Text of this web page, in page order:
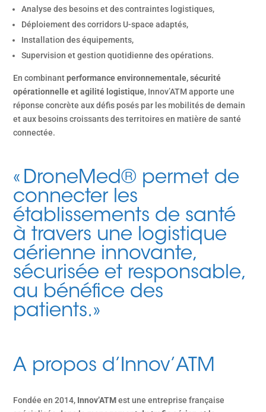
Analyse des besoins et des contraintes logistiques,
Déploiement des corridors U-space adaptés,
Installation des équipements,
Supervision et gestion quotidienne des opérations.
En combinantperformance environnementale, sécurité
opérationnelle et agilité logistique, Innov’ATM apporte une
réponse concrète aux défis posés par les mobilités de demain
et aux besoins croissants des territoires en matière de santé
connectée.
« DroneMed® permet de
connecter les
établissements de santé
à travers une logistique
aérienne innovante,
sécurisée et responsable,
au bénéfice des
patients. »
À propos d’Innov’ATM
Fondée en 2014, Innov’ATMest une entreprise française